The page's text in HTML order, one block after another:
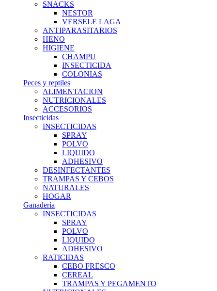
SNACKS
NESTOR
VERSELE LAGA
ANTIPARASITARIOS
HENO
HIGIENE
CHAMPU
INSECTICIDA
COLONIAS
Peces y reptiles
ALIMENTACION
NUTRICIONALES
ACCESORIOS
Insecticidas
INSECTICIDAS
SPRAY
POLVO
LIQUIDO
ADHESIVO
DESINFECTANTES
TRAMPAS Y CEBOS
NATURALES
HOGAR
Ganadería
INSECTICIDAS
SPRAY
POLVO
LIQUIDO
ADHESIVO
RATICIDAS
CEBO FRESCO
CEREAL
TRAMPAS Y PEGAMENTO